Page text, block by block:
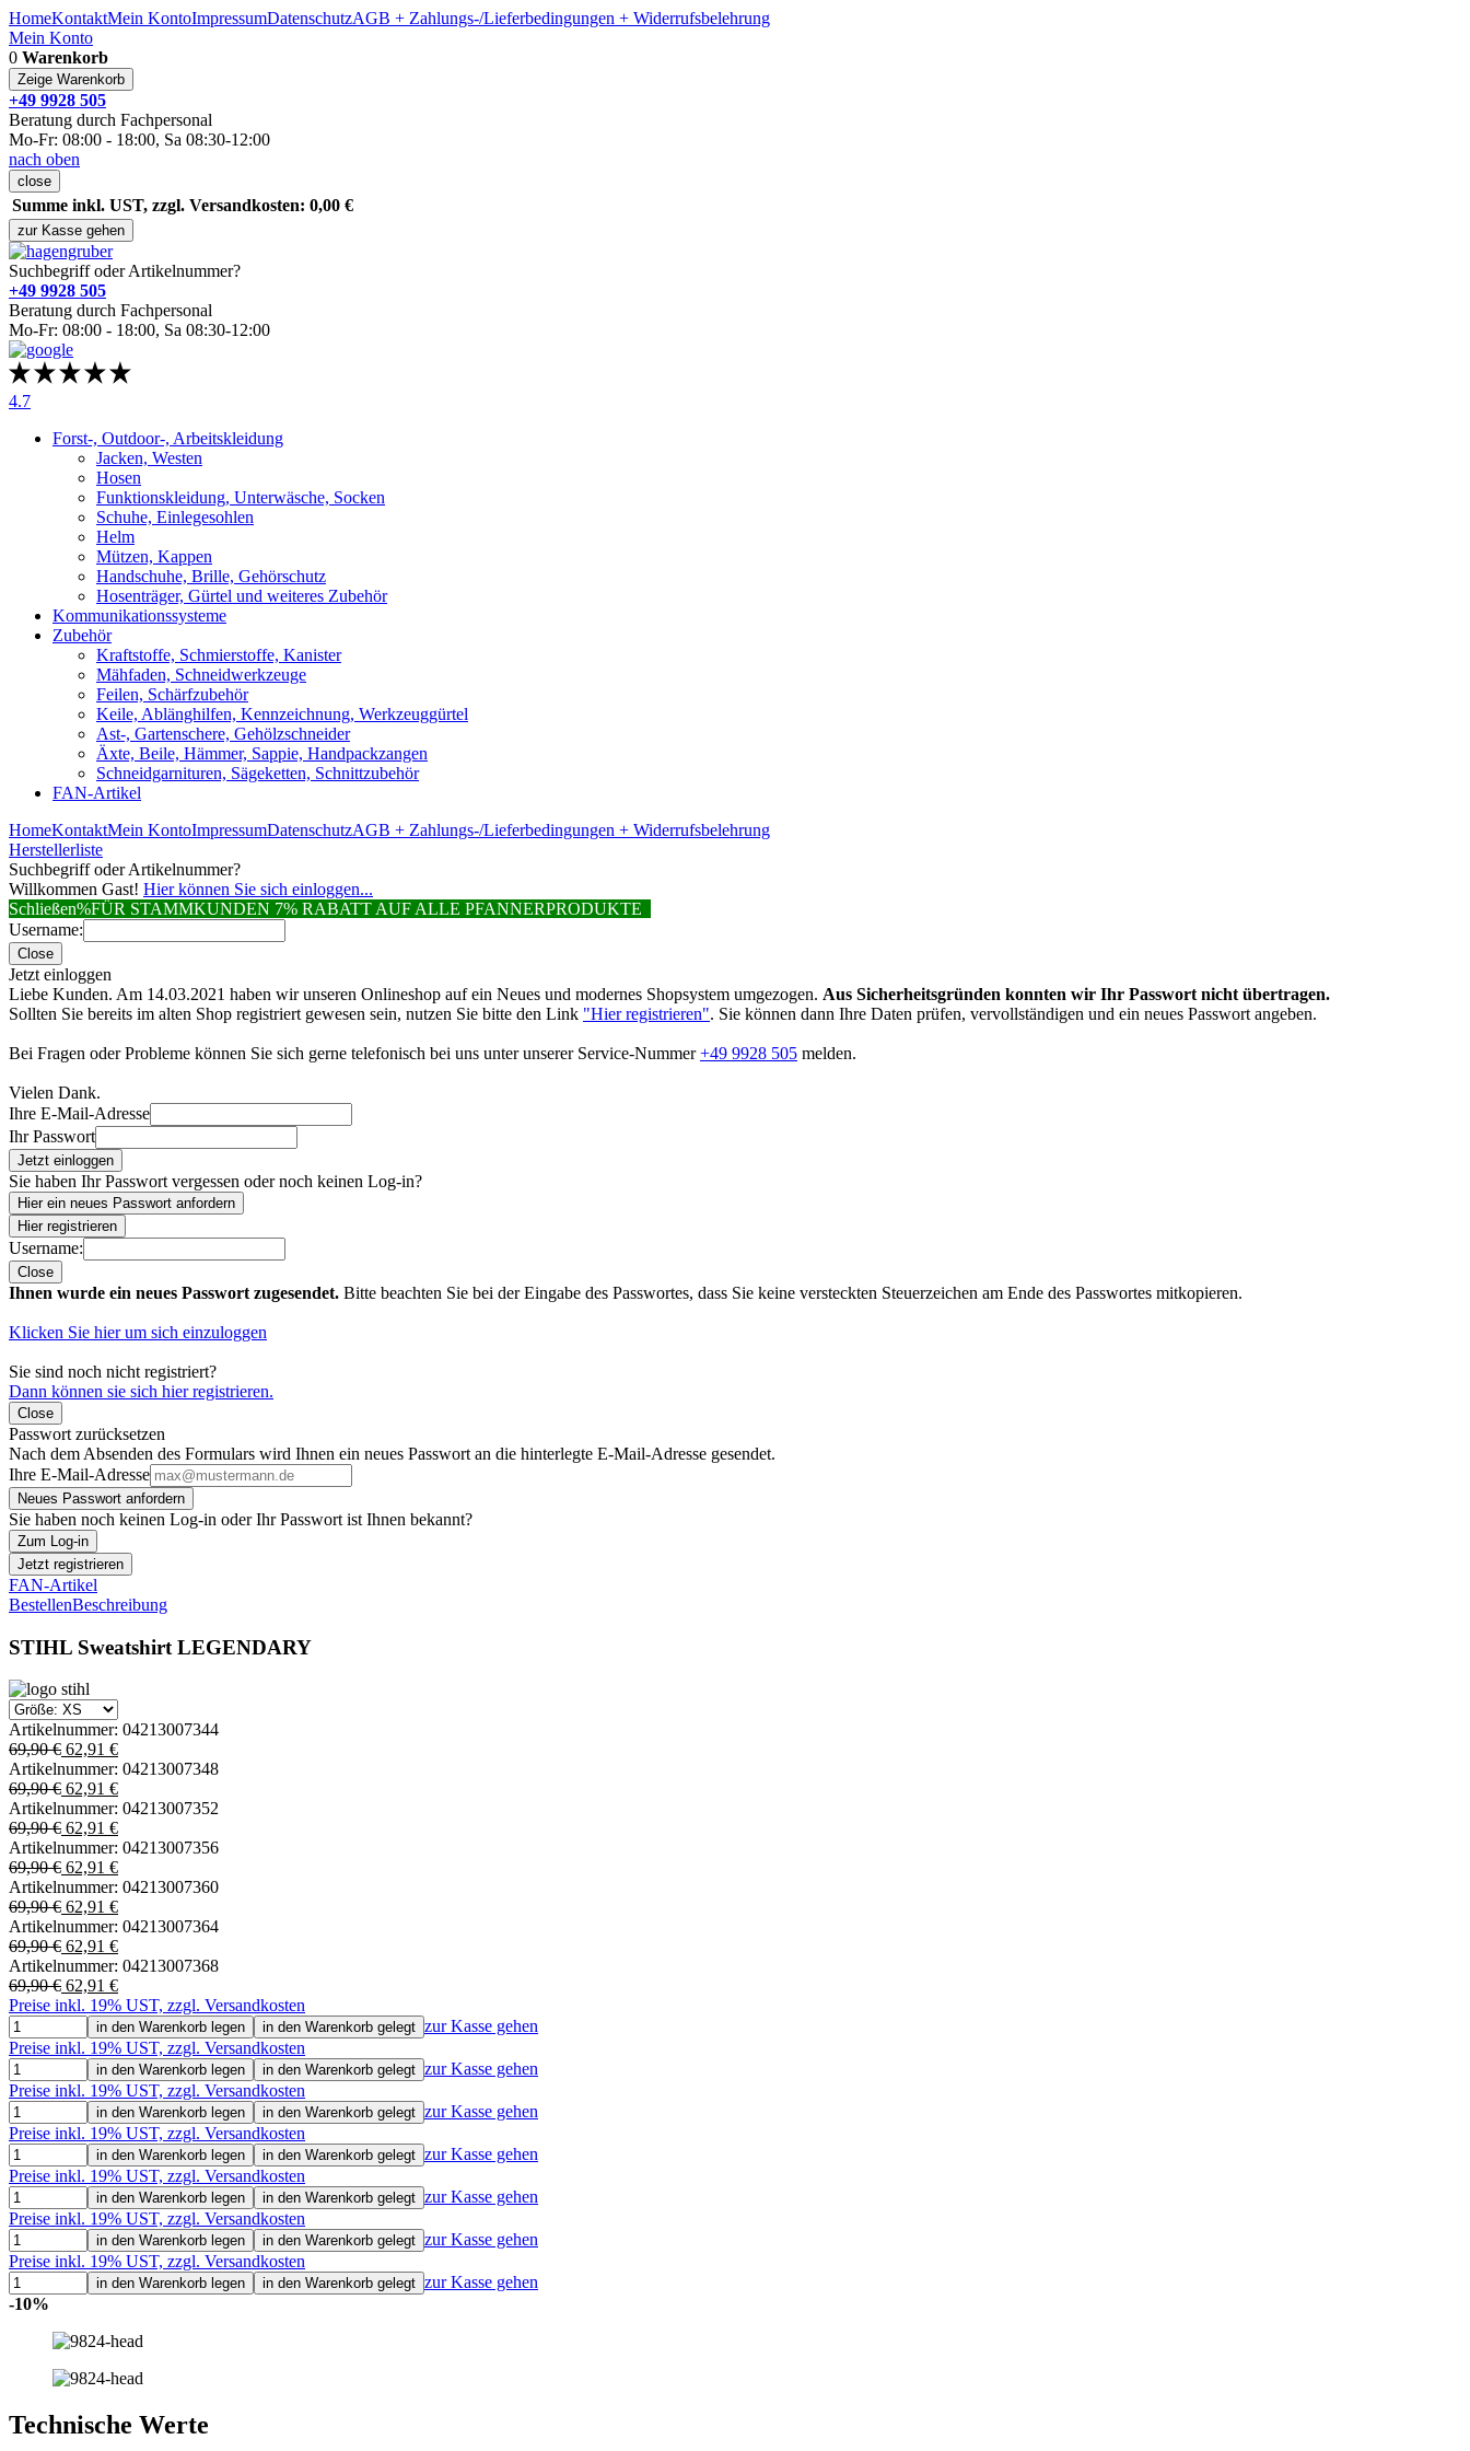
HomeKontaktMein KontoImpressumDatenschutzAGB + Zahlungs-/Lieferbedingungen + Widerrufsbelehrung
Mein Konto
0 Warenkorb
Zeige Warenkorb
+49 9928 505
Beratung durch Fachpersonal
Mo-Fr: 08:00 - 18:00, Sa 08:30-12:00
nach oben
close
Summe inkl. UST, zzgl. Versandkosten: 0,00 €
zur Kasse gehen
Suchbegriff oder Artikelnummer?
+49 9928 505
Beratung durch Fachpersonal
Mo-Fr: 08:00 - 18:00, Sa 08:30-12:00
4.7
Forst-, Outdoor-, Arbeitskleidung
Jacken, Westen
Hosen
Funktionskleidung, Unterwäsche, Socken
Schuhe, Einlegesohlen
Helm
Mützen, Kappen
Handschuhe, Brille, Gehörschutz
Hosenträger, Gürtel und weiteres Zubehör
Kommunikationssysteme
Zubehör
Kraftstoffe, Schmierstoffe, Kanister
Mähfaden, Schneidwerkzeuge
Feilen, Schärfzubehör
Keile, Ablänghilfen, Kennzeichnung, Werkzeuggürtel
Ast-, Gartenschere, Gehölzschneider
Äxte, Beile, Hämmer, Sappie, Handpackzangen
Schneidgarnituren, Sägeketten, Schnittzubehör
FAN-Artikel
HomeKontaktMein KontoImpressumDatenschutzAGB + Zahlungs-/Lieferbedingungen + Widerrufsbelehrung
Herstellerliste
Suchbegriff oder Artikelnummer?
Willkommen Gast! Hier können Sie sich einloggen...
Schließen%FÜR STAMMKUNDEN 7% RABATT AUF ALLE PFANNERPRODUKTE
Username:
Close
Jetzt einloggen
Liebe Kunden. Am 14.03.2021 haben wir unseren Onlineshop auf ein Neues und modernes Shopsystem umgezogen. Aus Sicherheitsgründen konnten wir Ihr Passwort nicht übertragen.
Sollten Sie bereits im alten Shop registriert gewesen sein, nutzen Sie bitte den Link "Hier registrieren". Sie können dann Ihre Daten prüfen, vervollständigen und ein neues Passwort angeben.
Bei Fragen oder Probleme können Sie sich gerne telefonisch bei uns unter unserer Service-Nummer+49 9928 505 melden.
Vielen Dank.
Ihre E-Mail-Adresse
Ihr Passwort
Jetzt einloggen
Sie haben Ihr Passwort vergessen oder noch keinen Log-in?
Hier ein neues Passwort anfordern
Hier registrieren
Username:
Close
Ihnen wurde ein neues Passwort zugesendet. Bitte beachten Sie bei der Eingabe des Passwortes, dass Sie keine versteckten Steuerzeichen am Ende des Passwortes mitkopieren.
Klicken Sie hier um sich einzuloggen
Sie sind noch nicht registriert?
Dann können sie sich hier registrieren.
Close
Passwort zurücksetzen
Nach dem Absenden des Formulars wird Ihnen ein neues Passwort an die hinterlegte E-Mail-Adresse gesendet.
Ihre E-Mail-Adresse
Neues Passwort anfordern
Sie haben noch keinen Log-in oder Ihr Passwort ist Ihnen bekannt?
Zum Log-in
Jetzt registrieren
FAN-Artikel
BestellenBeschreibung
STIHL Sweatshirt LEGENDARY
Artikelnummer: 04213007344
69,90 € 62,91 €
Artikelnummer: 04213007348
69,90 € 62,91 €
Artikelnummer: 04213007352
69,90 € 62,91 €
Artikelnummer: 04213007356
69,90 € 62,91 €
Artikelnummer: 04213007360
69,90 € 62,91 €
Artikelnummer: 04213007364
69,90 € 62,91 €
Artikelnummer: 04213007368
69,90 € 62,91 €
Preise inkl. 19% UST, zzgl. Versandkosten
in den Warenkorb legen in den Warenkorb gelegt zur Kasse gehen
Preise inkl. 19% UST, zzgl. Versandkosten
in den Warenkorb legen in den Warenkorb gelegt zur Kasse gehen
Preise inkl. 19% UST, zzgl. Versandkosten
in den Warenkorb legen in den Warenkorb gelegt zur Kasse gehen
Preise inkl. 19% UST, zzgl. Versandkosten
in den Warenkorb legen in den Warenkorb gelegt zur Kasse gehen
Preise inkl. 19% UST, zzgl. Versandkosten
in den Warenkorb legen in den Warenkorb gelegt zur Kasse gehen
Preise inkl. 19% UST, zzgl. Versandkosten
in den Warenkorb legen in den Warenkorb gelegt zur Kasse gehen
Preise inkl. 19% UST, zzgl. Versandkosten
in den Warenkorb legen in den Warenkorb gelegt zur Kasse gehen
-10%
Technische Werte